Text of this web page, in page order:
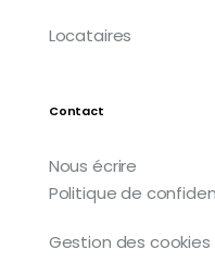
Locataires
Contact
Nous écrire
Politique de
Gestion des cookies